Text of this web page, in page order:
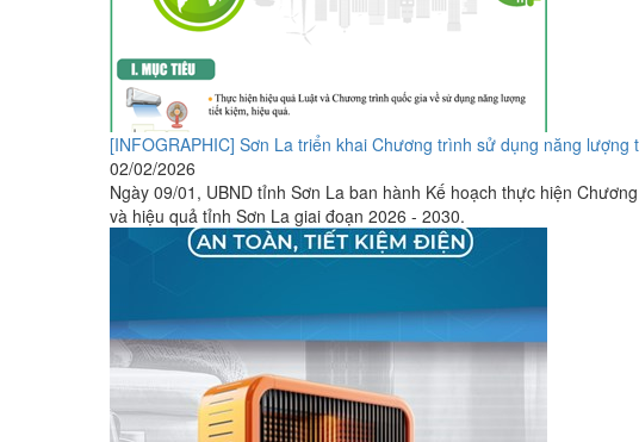
[INFOGRAPHIC] Sơn La triển khai Chương trình sử dụng năng
02/02/2026
Ngày 09/01, UBND tỉnh Sơn La ban hành Kế hoạch thực hiện
và hiệu quả tỉnh Sơn La giai đoạn 2026 - 2030.